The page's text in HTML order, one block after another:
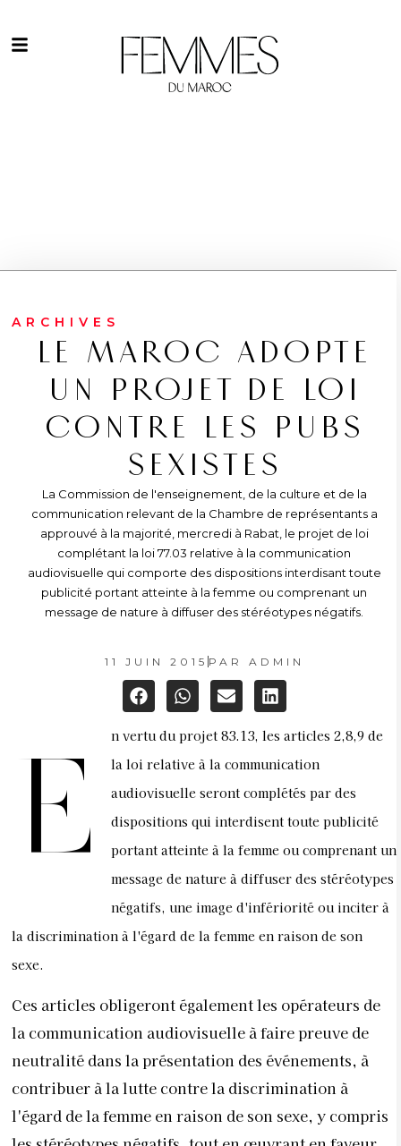
ARCHIVES
LE MAROC ADOPTE
UN PROJET DE LOI
CONTRE LES PUBS
SEXISTES
La Commission de l'enseignement, de la culture et de la
communication relevant de la Chambre de représentants a
approuvé à la majorité, mercredi à Rabat, le projet de loi
complétant la loi 77.03 relative à la communication
audiovisuelle qui comporte des dispositions interdisant toute
publicité portant atteinte à la femme ou comprenant un
message de nature à diffuser des stéréotypes négatifs.
11 JUIN 2015 PAR ADMIN
E
n vertu du projet 83.13, les articles 2,8,9 de
la loi relative à la communication
audiovisuelle seront complétés par des
dispositions qui interdisent toute publicité
portant atteinte à la femme ou comprenant un
message de nature à diffuser des stéréotypes
négatifs, une image d'infériorité ou inciter à
la discrimination à l'égard de la femme en raison de son
sexe.
Ces articles obligeront également les opérateurs de
la communication audiovisuelle à faire preuve de
neutralité dans la présentation des événements, à
contribuer à la lutte contre la discrimination à
l'égard de la femme en raison de son sexe, y compris